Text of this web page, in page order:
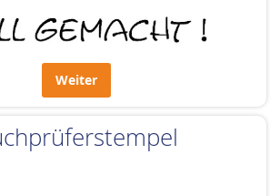
Weiter